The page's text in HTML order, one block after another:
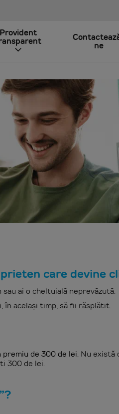
Provident
ne
care devine
ai o cheltuială neprevăzută.
în același timp, să fii răsplătit.
premiu de 300 de lei. Nu există
300 de lei.